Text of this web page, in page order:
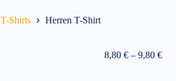
T-Shirts Herren T-Shirt
8,80 €– 9,80 €